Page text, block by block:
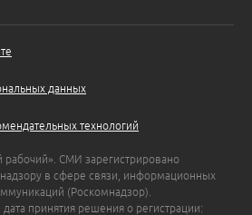
данных
технологий
рабочий». СМИ зарегистрировано
в сфере связи, информационных
(Роскомнадзор).
принятия решения о регистрации: